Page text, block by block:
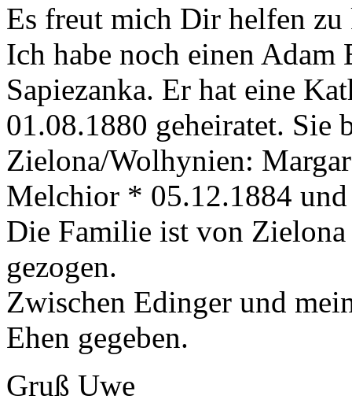
Es freut mich Dir helfen zu
Ich habe noch einen
Sapiezanka. Er hat eine
01.08.1880 geheiratet. Sie
Zielona/Wolhynien:
Melchior * 05.12.1884
Die Familie ist von
gezogen.
Zwischen Edinger und
Ehen gegeben.
Gruß Uwe